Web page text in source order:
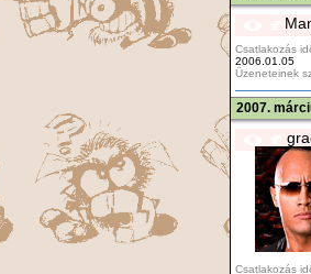
Csatlakozás
2006.01.05
Üzeneteinek
2007.
Csatlakozás